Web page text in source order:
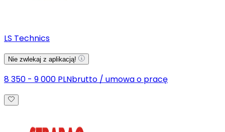
LS Technics
Nie zwlekaj z aplikacją!
8 350 - 9 000 PLNbrutto / umowa o pracę